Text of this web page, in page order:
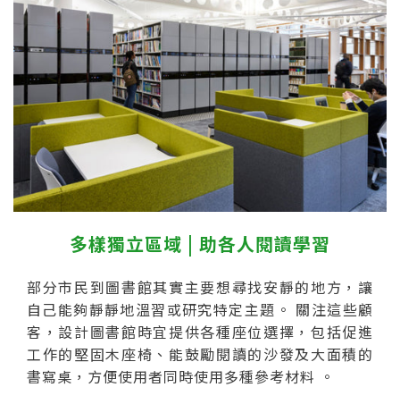
多樣獨立區域 | 助各人閱讀學習
部分市民到圖書館其實主要想尋找安靜的地方，讓
自己能夠靜靜地溫習或研究特定主題。 關注這些顧
客，設計圖書館時宜提供各種座位選擇，包括促進
工作的堅固木座椅、能鼓勵閱讀的沙發及大面積的
書寫桌，方便使用者同時使用多種參考材料 。